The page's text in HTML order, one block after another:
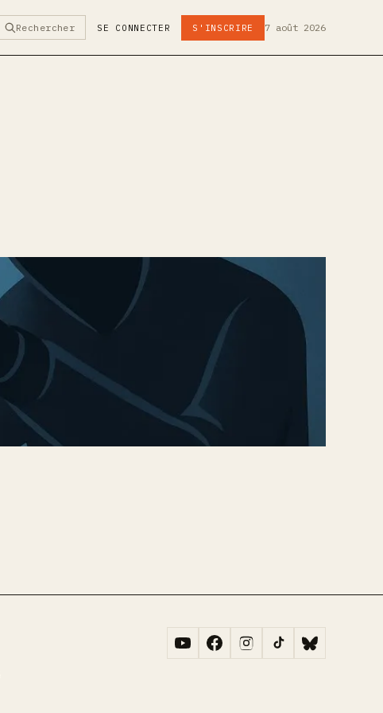
Rechercher SE CONNECTER S'INSCRIRE 7 août 2026